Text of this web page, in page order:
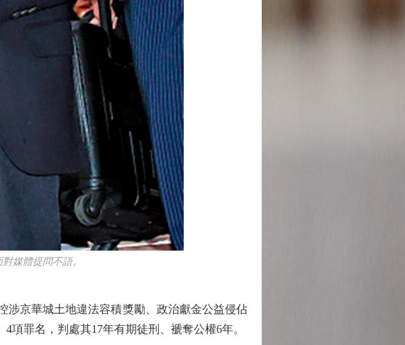
媒體提問不語。
京華城土地違法容積獎勵、政治獻金公益侵佔
項罪名，判處其17年有期徒刑、褫奪公權6年。